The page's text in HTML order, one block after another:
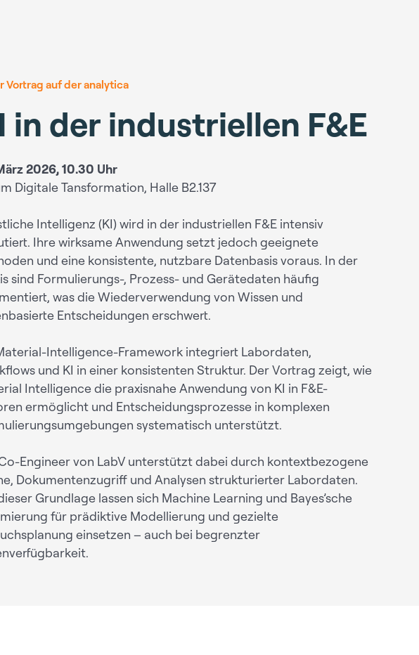
Vortrag auf der analytica
in der industriellen F&E
2026, 10.30 Uhr
Digitale Tansformation, Halle B2.137
Intelligenz (KI) wird in der industriellen F&E intensiv
Ihre wirksame Anwendung setzt jedoch geeignete
und eine konsistente, nutzbare Datenbasis voraus. In der
sind Formulierungs-, Prozess- und Gerätedaten häufig
was die Wiederverwendung von Wissen und
Entscheidungen erschwert.
Intelligence-Framework integriert Labordaten,
und KI in einer konsistenten Struktur. Der Vortrag zeigt, wie
Intelligence die praxisnahe Anwendung von KI in F&E-
ermöglicht und Entscheidungsprozesse in komplexen
systematisch unterstützt.
Engineer von LabV unterstützt dabei durch kontextbezogene
Dokumentenzugriff und Analysen strukturierter Labordaten.
Grundlage lassen sich Machine Learning und Bayes’sche
für prädiktive Modellierung und gezielte
einsetzen – auch bei begrenzter